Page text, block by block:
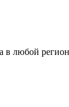
в любой